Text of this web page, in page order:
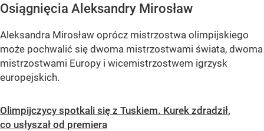
Osiągnięcia Aleksandry Mirosław
Aleksandra Mirosław oprócz mistrzostwa olimpijskiego
może pochwalić się dwoma mistrzostwami świata, dwoma
mistrzostwami Europy i wicemistrzostwem igrzysk
europejskich.
Olimpijczycy spotkali się z Tuskiem. Kurek zdradził,
co usłyszał od premiera